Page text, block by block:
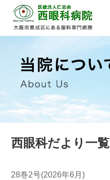
西眼科だより一覧
28巻2号(2026年6月)